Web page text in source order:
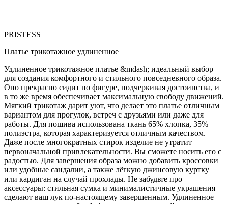
PRISTESS
Платье трикотажное удлиненное
Удлиненное трикотажное платье &mdash; идеальный выбор
для создания комфортного и стильного повседневного образа.
Оно прекрасно сидит по фигуре, подчеркивая достоинства, и
в то же время обеспечивает максимальную свободу движений.
Мягкий трикотаж дарит уют, что делает это платье отличным
вариантом для прогулок, встреч с друзьями или даже для
работы. Для пошива использована ткань 65% хлопка, 35%
полиэстра, которая характеризуется отличным качеством.
Даже после многократных стирок изделие не утратит
первоначальной привлекательности. Вы сможете носить его с
радостью. Для завершения образа можно добавить кроссовки
или удобные сандалии, а также лёгкую джинсовую куртку
или кардиган на случай прохлады. Не забудьте про
аксессуары: стильная сумка и минималистичные украшения
сделают ваш лук по-настоящему завершенным. Удлиненное